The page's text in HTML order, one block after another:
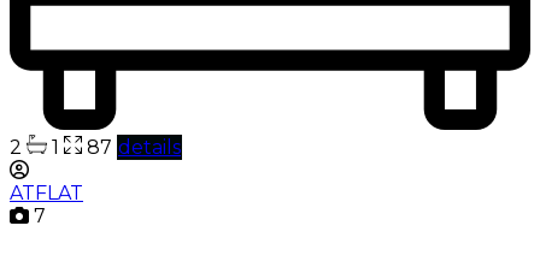
2 1 87 details
ATFLAT
7